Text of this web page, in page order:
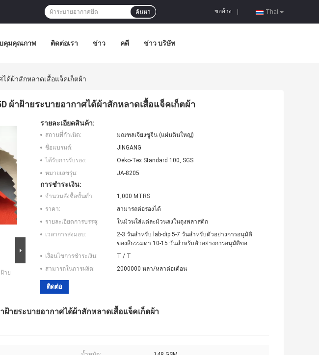
Thai
ขออ้าง
ค้นหา
คุมคุณภาพ ติดต่อเรา ข่าว คดี ข่าว บริษัท
ได้ผ้าสักหลาดเสื้อแจ็คเก็ตผ้า
ผ้าฝ้ายระบายอากาศได้ผ้าสักหลาดเสื้อแจ็คเก็ตผ้า
าย
รายละเอียดสินค้า:
สถานที่กำเนิด:
มณฑลเจียงซูจีน (แผ่นดินใหญ่)
ชื่อแบรนด์:
JINGANG
ได้รับการรับรอง:
Oeko-Tex Standard 100, SGS
หมายเลขรุ่น:
JA-8205
การชำระเงิน:
จำนวนสั่งซื้อขั้นต่ำ:
1,000 MTRS
ราคา:
สามารถต่อรองได้
รายละเอียดการบรรจุ:
ในม้วนใส่แต่ละม้วนลงในถุงพลาสติก
เวลาการส่งมอบ:
2-3 วันสำหรับ lab-dip 5-7 วันสำหรับตัวอย่างการอนุมัติ
ของสีธรรมดา 10-15 วันสำหรับตัวอย่างการอนุมัติขอ
เงื่อนไขการชำระเงิน:
T / T
สามารถในการผลิต:
2000000 หลา/หลาต่อเดือน
ติดต่อ
ฝ้ายระบายอากาศได้ผ้าสักหลาดเสื้อแจ็คเก็ตผ้า